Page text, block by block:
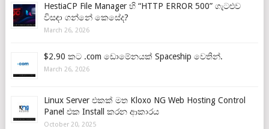
HestiaCP File Manager හි “HTTP ERROR 500” ගැටළුව
විසඳා ගන්නේ කෙසේද?
March 26, 2026
$2.90 කට .com ඩොමේනයක් Spaceship වෙතින්.
March 26, 2026
Linux Server එකක් මත Kloxo NG Web Hosting Control
Panel එක Install කරන ආකාරය
October 20, 2025